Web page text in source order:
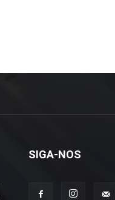
SIGA-NOS